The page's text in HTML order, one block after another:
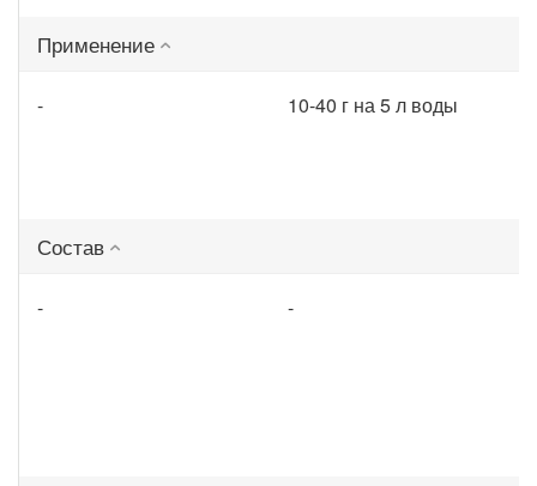
Применение
- 10-40 г на 5 л воды
Состав
- -